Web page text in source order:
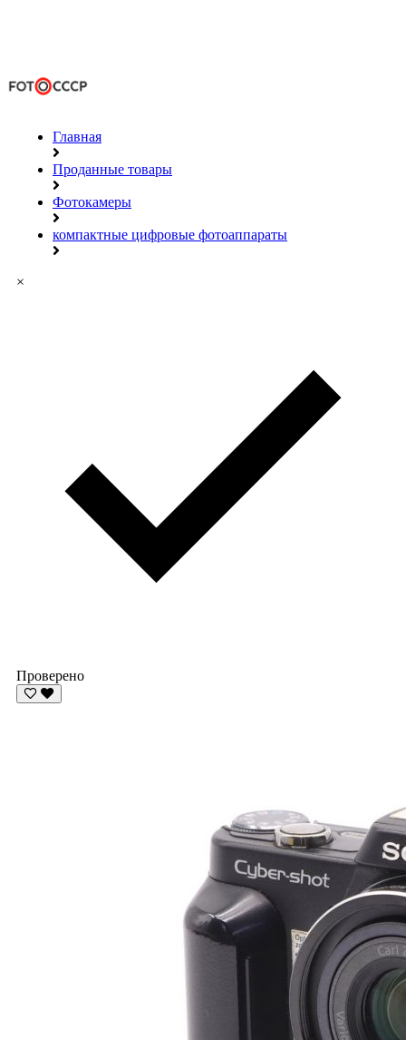
Главная
Проданные товары
Фотокамеры
компактные цифровые фотоаппараты
×
Проверено